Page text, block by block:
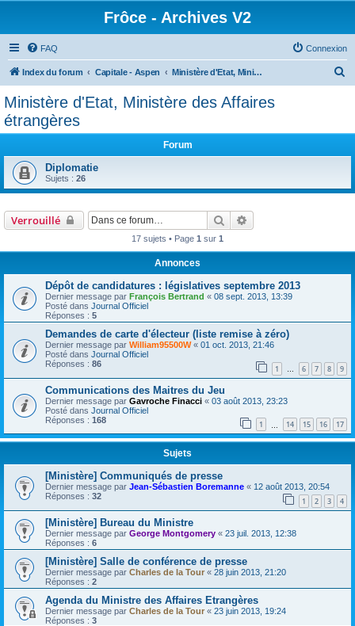
Frôce - Archives V2
FAQ Connexion
Index du forum Capitale - Aspen Ministère d'Etat, Ministère des Affaires étrangères
Ministère d'Etat, Ministère des Affaires
étrangères
Forum
Diplomatie
Sujets : 26
Verrouillé Rechercher
17 sujets • Page 1 sur 1
Annonces
Dépôt de candidatures : législatives septembre 2013
Dernier message par François Bertrand « 08 sept. 2013, 13:39
Posté dans Journal Officiel
Réponses : 5
Demandes de carte d'électeur (liste remise à zéro)
Dernier message par William95500W« 01 oct. 2013, 21:46
Posté dans Journal Officiel
Réponses : 86 1 … 6 7 8 9
Communications des Maitres du Jeu
Dernier message par Gavroche Finacci « 03 août 2013, 23:23
Posté dans Journal Officiel
Réponses : 168 1 14 15 16 17
Sujets
[Ministère] Communiqués de presse
Dernier message par Jean-Sébastien Boremanne « 12 août 2013, 20:54
Réponses : 32 1 2 3 4
[Ministère] Bureau du Ministre
Dernier message par George Montgomery « 23 juil. 2013, 12:38
Réponses : 6
[Ministère] Salle de conférence de presse
Dernier message par Charles de la Tour « 28 juin 2013, 21:20
Réponses : 2
Agenda du Ministre des Affaires Etrangères
Dernier message par Charles de la Tour « 23 juin 2013, 19:24
Réponses : 3